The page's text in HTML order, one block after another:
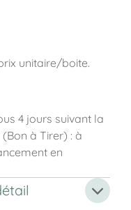
unitaire/boite.
4 jours suivant la
à Tirer) : à
en